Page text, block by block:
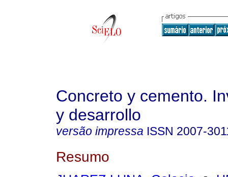
Concreto y cemento.
y desarrollo
versão impressa ISSN 2007-
Resumo